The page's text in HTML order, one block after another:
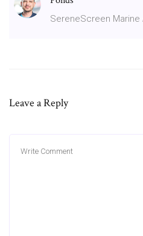
SereneScreen Marine
Leave a Reply